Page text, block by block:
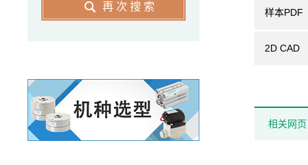
样本PDF
2D CAD
相关网页
再次搜索